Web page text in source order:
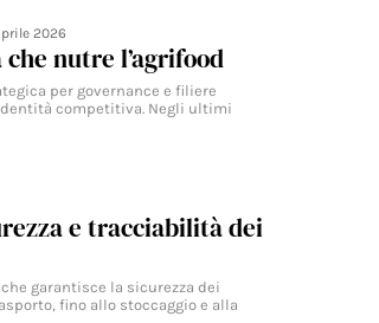
2026
nutre l’agrifood
per governance e filiere
competitiva. Negli ultimi
e tracciabilità dei
garantisce la sicurezza dei
fino allo stoccaggio e alla